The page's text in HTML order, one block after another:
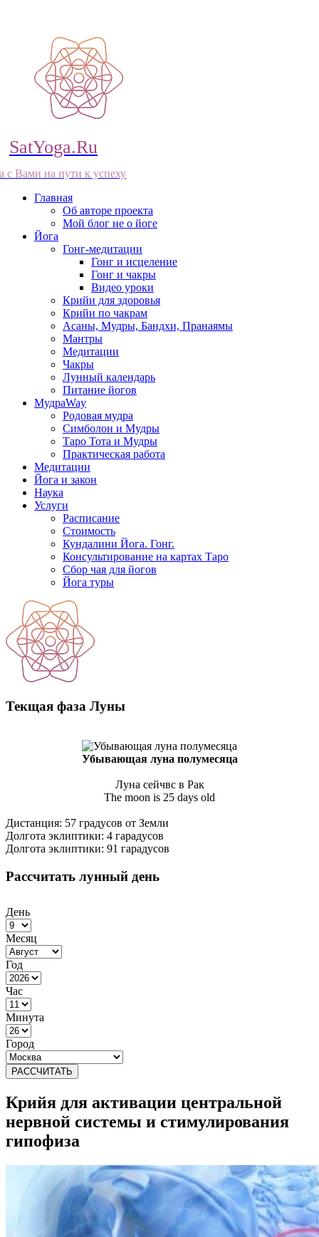
SatYoga.Ru
с Вами на пути к успеху
Главная
Об авторе проекта
Мой блог не о йоге
Йога
Гонг-медитации
Гонг и исцеление
Гонг и чакры
Видео уроки
Крийи для здоровья
Крийи по чакрам
Асаны, Мудры, Бандхи, Пранаямы
Мантры
Медитации
Чакры
Лунный календарь
Питание йогов
МудраWay
Родовая мудра
Симболон и Мудры
Таро Тота и Мудры
Практическая работа
Медитации
Йога и закон
Наука
Услуги
Расписание
Стоимость
Кундалини Йога. Гонг.
Консультирование на картах Таро
Сбор чая для йогов
Йога туры
Текщая фаза Луны
Убывающая луна полумесяца
Луна сейчвс в Рак
The moon is 25 days old
Дистанция: 57 градусов от Земли
Долгота эклиптики: 4 гарадусов
Долгота эклиптики: 91 гарадусов
Рассчитать лунный день
День
Месяц
Год
Час
Минута
Город
РАССЧИТАТЬ
Крийя для активации центральной
нервной системы и стимулирования
гипофиза